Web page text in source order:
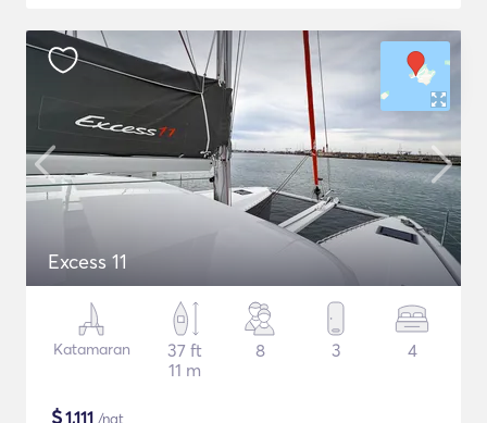
Excess 11
Katamaran
37 ft
11 m
8 3 4
$1,111 /nat